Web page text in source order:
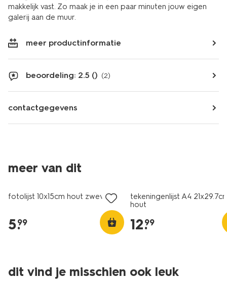
makkelijk vast. Zo maak je in een paar minuten jouw eigen
galerij aan de muur.
meer productinformatie
beoordeling: 2.5 () (2)
contactgegevens
meer van dit
fotolijst 10x15cm hout zwevend
5.
99
tekeningenlijst A4
hout
12.
99
dit vind je misschien ook leuk